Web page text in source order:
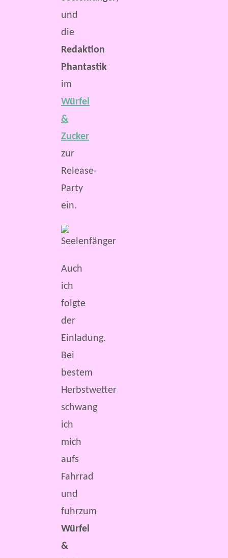
und
die
Redaktion
Phantastik
im
Würfel
&
Zucker
zur
Release-
Party
ein.
Auch
ich
folgte
der
Einladung.
Bei
bestem
Herbstwetter
schwang
ich
mich
aufs
Fahrrad
und
fuhrzum
Würfel
&